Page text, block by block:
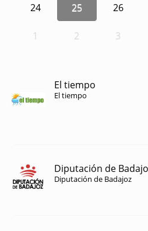
24 25 26
1 2 3
El tiempo
El tiempo
Diputación de
Diputación de Badajoz